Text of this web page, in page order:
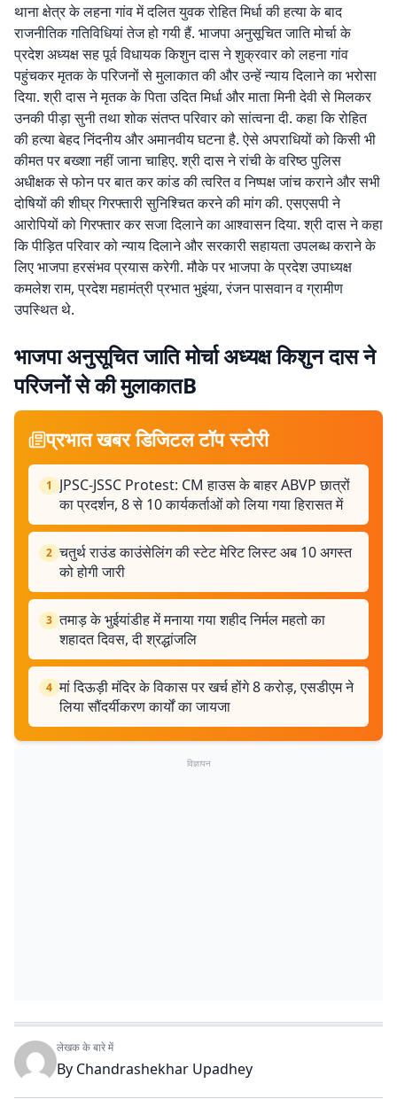
थाना क्षेत्र के लहना गांव में दलित युवक रोहित मिर्धा की हत्या के बाद
राजनीतिक गतिविधियां तेज हो गयी हैं. भाजपा अनुसूचित जाति मोर्चा के
प्रदेश अध्यक्ष सह पूर्व विधायक किशुन दास ने शुक्रवार को लहना गांव
पहुंचकर मृतक के परिजनों से मुलाकात की और उन्हें न्याय दिलाने का भरोसा
दिया. श्री दास ने मृतक के पिता उदित मिर्धा और माता मिनी देवी से मिलकर
उनकी पीड़ा सुनी तथा शोक संतप्त परिवार को सांत्वना दी. कहा कि रोहित
की हत्या बेहद निंदनीय और अमानवीय घटना है. ऐसे अपराधियों को किसी भी
कीमत पर बख्शा नहीं जाना चाहिए. श्री दास ने रांची के वरिष्ठ पुलिस
अधीक्षक से फोन पर बात कर कांड की त्वरित व निष्पक्ष जांच कराने और सभी
दोषियों की शीघ्र गिरफ्तारी सुनिश्चित करने की मांग की. एसएसपी ने
आरोपियों को गिरफ्तार कर सजा दिलाने का आश्वासन दिया. श्री दास ने कहा
कि पीड़ित परिवार को न्याय दिलाने और सरकारी सहायता उपलब्ध कराने के
लिए भाजपा हरसंभव प्रयास करेगी. मौके पर भाजपा के प्रदेश उपाध्यक्ष
कमलेश राम, प्रदेश महामंत्री प्रभात भुइंया, रंजन पासवान व ग्रामीण
उपस्थित थे.
भाजपा अनुसूचित जाति मोर्चा अध्यक्ष किशुन दास ने
परिजनों से की मुलाकातB
प्रभात खबर डिजिटल टॉप स्टोरी
1
JPSC-JSSC Protest: CM हाउस के बाहर ABVP छात्रों
का प्रदर्शन, 8 से 10 कार्यकर्ताओं को लिया गया हिरासत में
2 चतुर्थ राउंड काउंसेलिंग की स्टेट मेरिट लिस्ट अब 10 अगस्त
को होगी जारी
3 तमाड़ के भुईयांडीह में मनाया गया शहीद निर्मल महतो का
शहादत दिवस, दी श्रद्धांजलि
4 मां दिऊड़ी मंदिर के विकास पर खर्च होंगे 8 करोड़, एसडीएम ने
लिया सौंदर्यीकरण कार्यों का जायजा
विज्ञापन
लेखक के बारे में
By Chandrashekhar Upadhey